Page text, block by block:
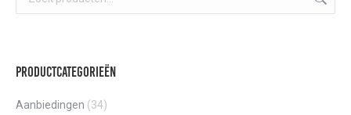
Productcategorieën
Aanbiedingen (34)